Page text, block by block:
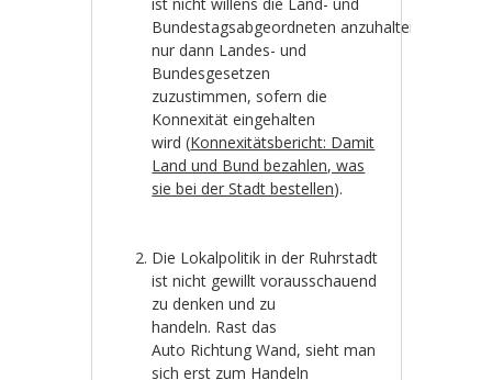
ist nicht willens die Land- und
Bundestagsabgeordneten anzuhalten,
nur dann Landes- und
Bundesgesetzen
zuzustimmen, sofern die
Konnexität eingehalten
wird (Konnexitätsbericht: Damit
Land und Bund bezahlen, was
sie bei der Stadt bestellen).
Die Lokalpolitik in der Ruhrstadt
ist nicht gewillt vorausschauend
zu denken und zu
handeln. Rast das
Auto Richtung Wand, sieht man
sich erst zum Handeln